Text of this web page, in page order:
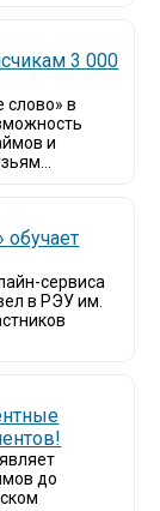
3 000
слово» в
и
сервиса
в РЭУ им.
до